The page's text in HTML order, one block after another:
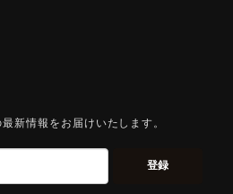
ギラを一度に見ることができ
じました。強い煌めきだけで
新情報をお届けいたします。
登録